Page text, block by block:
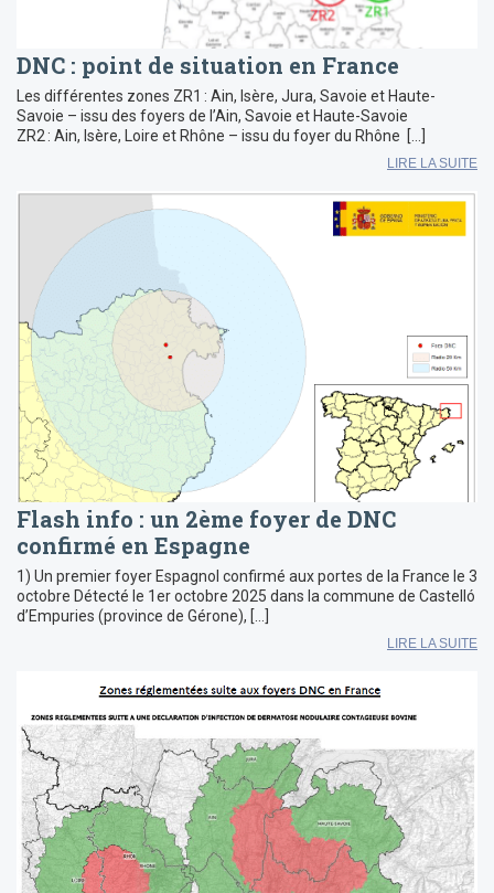
DNC : point de situation en France
Les différentes zones ZR1 : Ain, Isère, Jura, Savoie et Haute-
Savoie – issu des foyers de l’Ain, Savoie et Haute-Savoie
ZR2 : Ain, Isère, Loire et Rhône – issu du foyer du Rhône […]
LIRE LA SUITE
Flash info : un 2ème foyer de DNC
confirmé en Espagne
1) Un premier foyer Espagnol confirmé aux portes de la France le 3
octobre Détecté le 1er octobre 2025 dans la commune de Castelló
d’Empuries (province de Gérone), […]
LIRE LA SUITE